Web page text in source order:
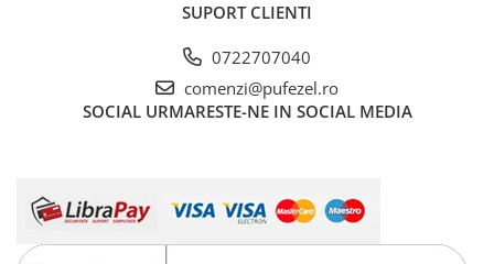
SUPORT CLIENTI
0722707040
comenzi@pufezel.ro
SOCIAL URMARESTE-NE IN SOCIAL MEDIA